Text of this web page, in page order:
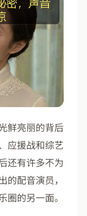
鲜亮丽的背后
应援战和综艺
还有许多不为
的配音演员，
圈的另一面。